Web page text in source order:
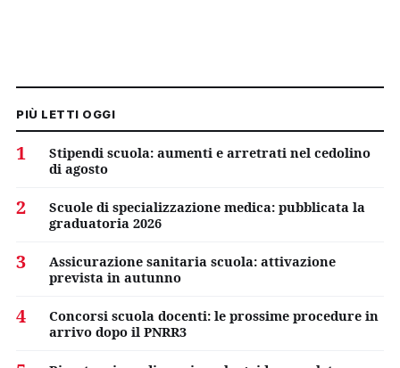
PIÙ LETTI OGGI
1
Stipendi scuola: aumenti e arretrati nel cedolino
di agosto
2
Scuole di specializzazione medica: pubblicata la
graduatoria 2026
3
Assicurazione sanitaria scuola: attivazione
prevista in autunno
4
Concorsi scuola docenti: le prossime procedure in
arrivo dopo il PNRR3